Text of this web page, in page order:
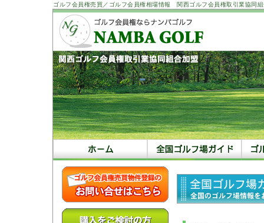
ゴルフ会員権売買／ゴルフ会員権相場情報 関西ゴルフ会員権取引業協同